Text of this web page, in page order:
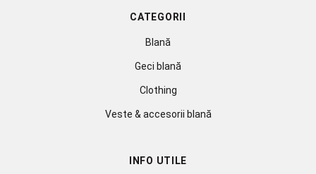
CATEGORII
Blană
Geci blană
Clothing
Veste & accesorii blană
INFO UTILE